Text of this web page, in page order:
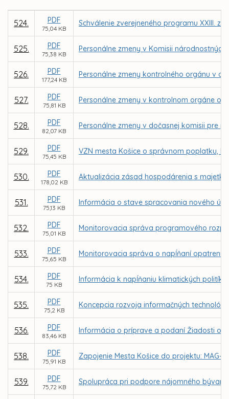
524. PDF
75,04 KB
Schválenie zverejneného programu XXIII.
525. PDF
75,38 KB
Personálne zmeny v Komisii národnostných
526. PDF
177,24 KB
Personálne zmeny kontrolného orgánu v
527. PDF
75,81 KB
Personálne zmeny v kontrolnom orgáne
528. PDF
82,07 KB
Personálne zmeny v dočasnej komisii pre
529. PDF
75,45 KB
VZN mesta Košice o správnom poplatku,
530. PDF
178,02 KB
Aktualizácia zásad hospodárenia s
531. PDF
75,13 KB
Informácia o stave spracovania nového
532. PDF
75,01 KB
Monitorovacia správa programového
533. PDF
75,65 KB
Monitorovacia správa o napĺňaní opatrení
534. PDF
75 KB
Informácia k napĺňaniu klimatických politík
535. PDF
75,2 KB
Koncepcia rozvoja informačných
536. PDF
83,46 KB
Informácia o príprave a podaní Žiadosti o
538. PDF
75,91 KB
Zapojenie Mesta Košice do projektu: MAG-
539. PDF
75,72 KB
Spolupráca pri podpore nájomného